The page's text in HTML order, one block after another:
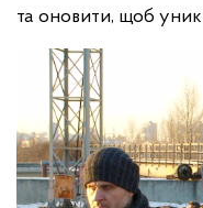
та оновити, щоб